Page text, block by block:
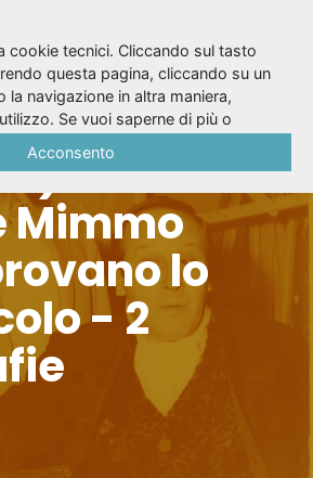
- Glauco
Mimmo
lo
- 2
cookie tecnici. Cliccando sul tasto
questa pagina, cliccando su un
la navigazione in altra maniera,
Se vuoi saperne di più o
Acconsento